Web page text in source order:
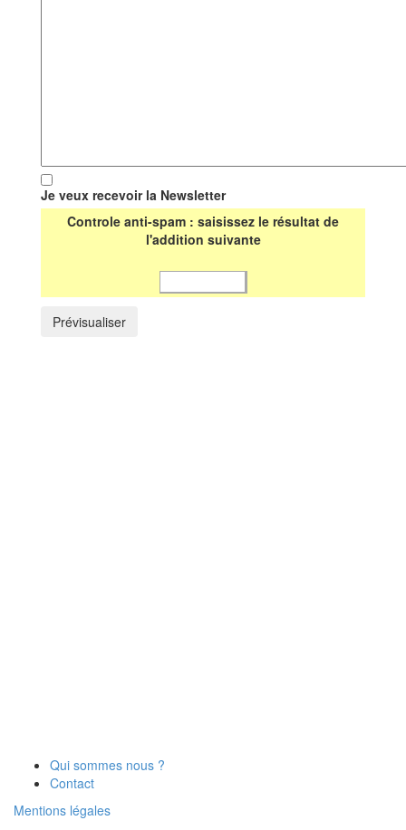
Je veux recevoir la Newsletter
Controle anti-spam : saisissez le résultat de
l'addition suivante
Qui sommes nous ?
Contact
Mentions légales